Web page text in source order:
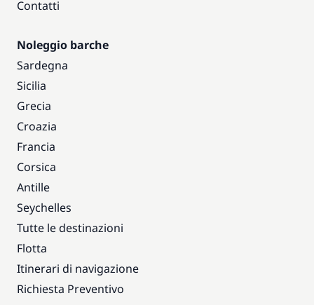
Contatti
Noleggio barche
Sardegna
Sicilia
Grecia
Croazia
Francia
Corsica
Antille
Seychelles
Tutte le destinazioni
Flotta
Itinerari di navigazione
Richiesta Preventivo